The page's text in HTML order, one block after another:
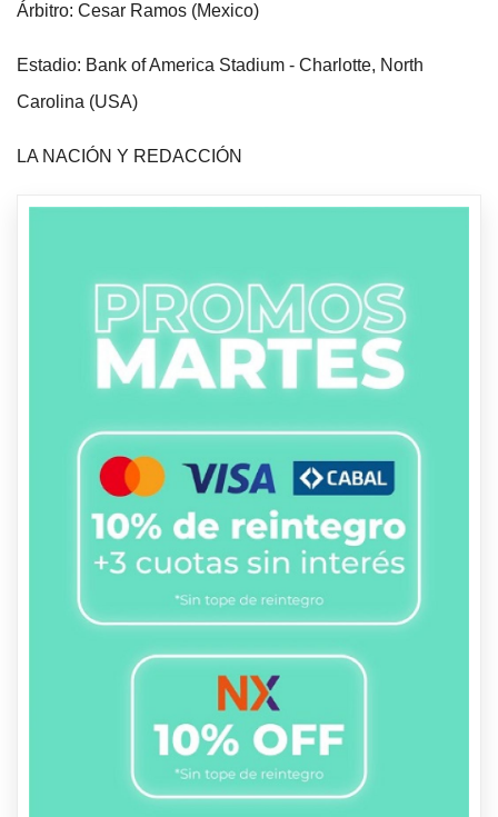
Árbitro: Cesar Ramos (Mexico)
Estadio: Bank of America Stadium - Charlotte, North
Carolina (USA)
LA NACIÓN Y REDACCIÓN